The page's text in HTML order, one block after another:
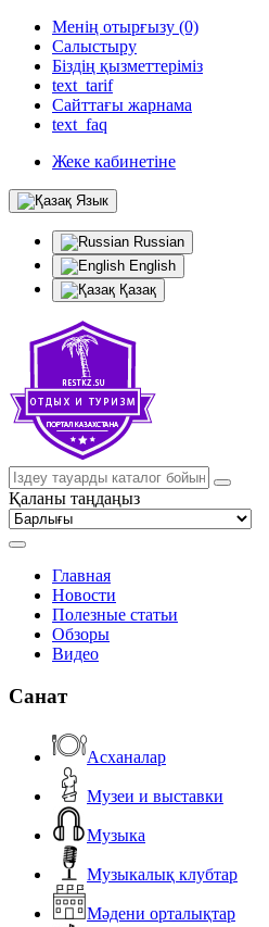
Менің отырғызу (0)
Салыстыру
Біздің қызметтеріміз
text_tarif
Сайттағы жарнама
text_faq
Жеке кабинетіне
Язык
Russian
English
Қазақ
Қаланы таңдаңыз
Главная
Новости
Полезные статьи
Обзоры
Видео
Санат
Асханалар
Музеи и выставки
Музыка
Музыкалық клубтар
Мәдени орталықтар